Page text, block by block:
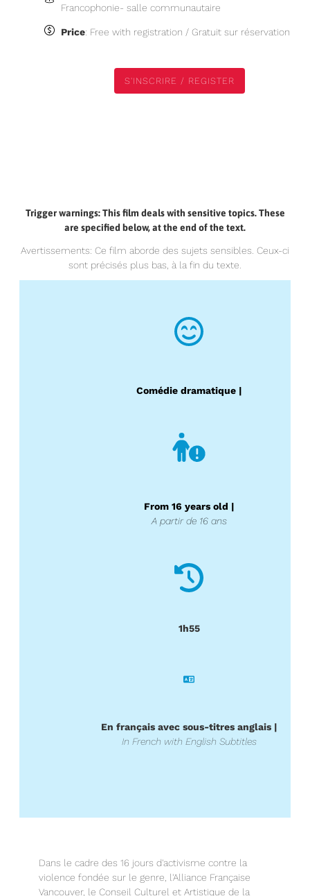
Francophonie- salle communautaire
Price: Free with registration / Gratuit sur réservation
S'INSCRIRE / REGISTER
Trigger warnings: This film deals with sensitive topics. These
are specified below, at the end of the text.
Avertissements: Ce film aborde des sujets sensibles. Ceux-ci
sont précisés plus bas, à la fin du texte.
Comédie dramatique |
From 16 years old |
A partir de 16 ans
1h55
En français avec sous-titres anglais |
In French with English Subtitles
Dans le cadre des 16 jours d'activisme contre la
violence fondée sur le genre, l'Alliance Française
Vancouver, le Conseil Culturel et Artistique de la